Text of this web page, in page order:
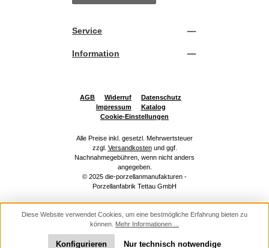
Service
Information
AGB Widerruf
Datenschutz
Impressum
Katalog
Cookie-Einstellungen
Alle Preise inkl. gesetzl. Mehrwertsteuer
zzgl. Versandkostenund ggf.
Nachnahmegebühren, wenn nicht anders
angegeben.
© 2025 die-porzellanmanufakturen -
Porzellanfabrik Tettau GmbH
Diese Website verwendet Cookies, um eine bestmögliche Erfahrung bieten zu
können. Mehr Informationen ...
Nur technisch notwendige
Konfigurieren